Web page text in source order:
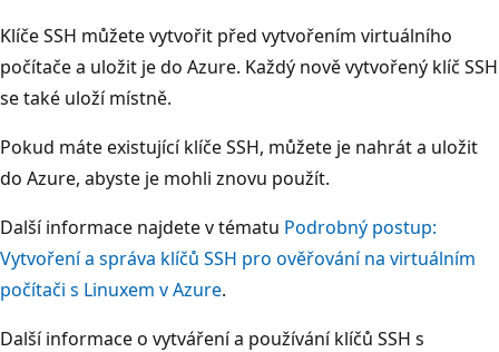
Klíče SSH můžete vytvořit před vytvořením virtuálního
počítače a uložit je do Azure. Každý nově vytvořený klíč SSH
se také uloží místně.
Pokud máte existující klíče SSH, můžete je nahrát a uložit
do Azure, abyste je mohli znovu použít.
Další informace najdete v tématu Podrobný postup:
Vytvoření a správa klíčů SSH pro ověřování na virtuálním
počítači s Linuxem v Azure.
Další informace o vytváření a používání klíčů SSH s